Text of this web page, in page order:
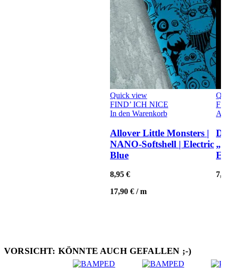
Quick view
FIND’ ICH NICE
In den Warenkorb
Allover Little Monsters |
NANO-Softshell | Electric
Blue
8,95 €
17,90 € /m
VORSICHT: KÖNNTE AUCH GEFALLEN ;-)